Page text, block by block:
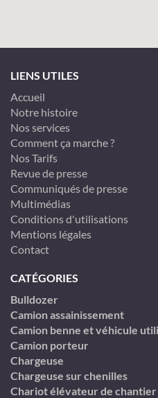
LIENS UTILES
Accueil
Notre histoire
Nos services
Comment ça marche ?
Nos Tarifs
Revue de presse
Communiqués de presse
Multimédias
Conditions d'utilisations
Mentions légales
Contact
CATÉGORIES
Bulldozer
Camion assainissement
Camion benne et véhicule
Camion porteur
Chargeuse
Chargeuse sur chenilles
Chariot élévateur de chantier